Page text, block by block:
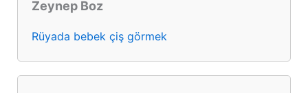
Zeynep Boz
Rüyada bebek çiş görmek